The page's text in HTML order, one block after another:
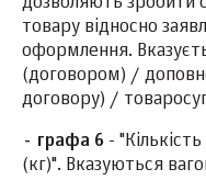
товару відносно
оформлення.
(договором) /
договору) /
- графа 6 -
(кг)". Вказуються